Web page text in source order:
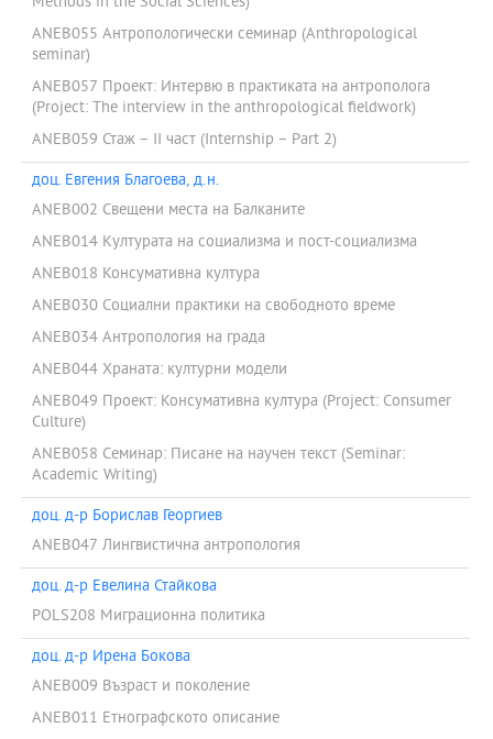
ANEB055 Антропологически семинар (Anthropological
seminar)
ANEB057 Проект: Интервю в практиката на антрополога
(Project: The interview in the anthropological fieldwork)
ANEB059 Стаж – ІІ част (Internship – Part 2)
доц. Евгения Благоева, д.н.
ANEB002 Свещени места на Балканите
ANEB014 Културата на социализма и пост-социализма
ANEB018 Консумативна култура
ANEB030 Социални практики на свободното време
ANEB034 Антропология на града
ANEB044 Храната: културни модели
ANEB049 Проект: Консумативна култура (Project: Consumer
Culture)
ANEB058 Семинар: Писане на научен текст (Seminar:
Academic Writing)
доц. д-р Борислав Георгиев
ANEB047 Лингвистична антропология
доц. д-р Евелина Стайкова
POLS208 Миграционна политика
доц. д-р Ирена Бокова
ANEB009 Възраст и поколение
ANEB011 Етнографското описание